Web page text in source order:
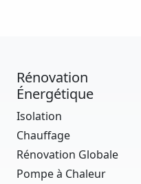
Rénovation
Énergétique
Isolation
Chauffage
Rénovation Globale
Pompe à Chaleur